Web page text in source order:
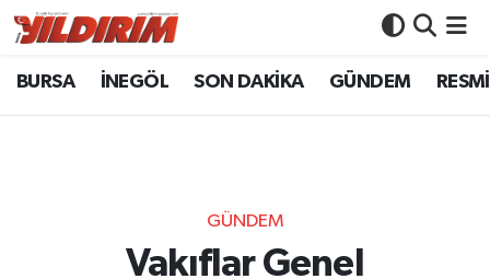
BURSA İNEGÖL SON DAKİKA GÜNDEM
GÜNDEM
Vakıflar Genel
BURSA
GÜNDEM
Bursa Nöbetçi Eczaneler
Bursa Trafik Yoğunluk Haritası